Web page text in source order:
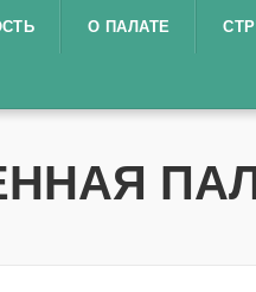
О ПАЛАТЕ